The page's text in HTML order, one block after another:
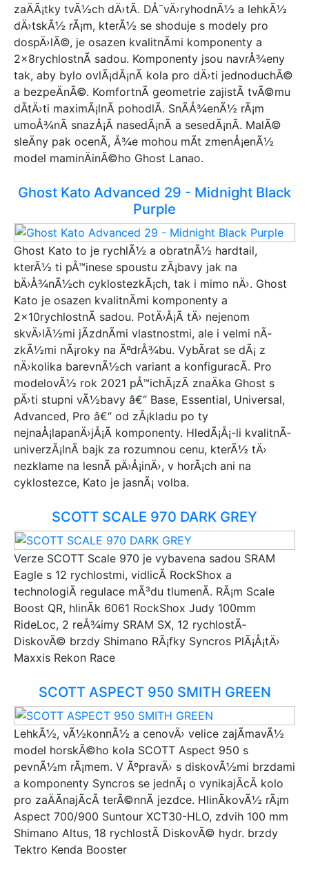
zaÄÃ¡tky tvÃ½ch dÄ›tÃ­. DÅ¯vÄ›ryhodnÃ½ a lehkÃ½
dÄ›tskÃ½ rÃ¡m, kterÃ½ se shoduje s modely pro
dospÄ›lÃ©, je osazen kvalitnÃ­mi komponenty a
2x8rychlostnÃ­ sadou. Komponenty jsou navrÅ¾eny
tak, aby bylo ovlÃ¡dÃ¡nÃ­ kola pro dÄ›ti jednoduchÃ©
a bezpeÄnÃ©. KomfortnÃ­ geometrie zajistÃ­ tvÃ©mu
dÃ­tÄ›ti maximÃ¡lnÃ­ pohodlÃ­. SnÃ­Å¾enÃ½ rÃ¡m
umoÅ¾nÃ­ snazÅ¡Ã­ nasedÃ¡nÃ­ a sesedÃ¡nÃ­. MalÃ©
sleÄny pak ocenÃ­, Å¾e mohou mÃ­t zmenÅ¡enÃ½
model maminÄinÃ©ho Ghost Lanao.
Ghost Kato Advanced 29 - Midnight Black
Purple
Ghost Kato to je rychlÃ½ a obratnÃ½ hardtail,
kterÃ½ ti pÅ™inese spoustu zÃ¡bavy jak na
bÄ›Å¾nÃ½ch cyklostezkÃ¡ch, tak i mimo nÄ›. Ghost
Kato je osazen kvalitnÃ­mi komponenty a
2x10rychlostnÃ­ sadou. PotÄ›Å¡Ã­ tÄ› nejenom
skvÄ›lÃ½mi jÃ­zdnÃ­mi vlastnostmi, ale i velmi nÃ­
zkÃ½mi nÃ¡roky na ÃºdrÅ¾bu. VybÃ­rat se dÃ¡ z
nÄ›kolika barevnÃ½ch variant a konfiguracÃ­. Pro
modelovÃ½ rok 2021 pÅ™ichÃ¡zÃ­ znaÄka Ghost s
pÄ›ti stupni vÃ½bavy â€“ Base, Essential, Universal,
Advanced, Pro â€“ od zÃ¡kladu po ty
nejnaÅ¡lapanÄ›jÅ¡Ã­ komponenty. HledÃ¡Å¡-li kvalitnÃ­
univerzÃ¡lnÃ­ bajk za rozumnou cenu, kterÃ½ tÄ›
nezklame na lesnÃ­ pÄ›Å¡inÄ›, v horÃ¡ch ani na
cyklostezce, Kato je jasnÃ¡ volba.
SCOTT SCALE 970 DARK GREY
Verze SCOTT Scale 970 je vybavena sadou SRAM
Eagle s 12 rychlostmi, vidlicÃ­ RockShox a
technologiÃ­ regulace mÃ³du tlumenÃ­. RÃ¡m Scale
Boost QR, hlinÃ­k 6061 RockShox Judy 100mm
RideLoc, 2 reÅ¾imy SRAM SX, 12 rychlostÃ­
DiskovÃ© brzdy Shimano RÃ¡fky Syncros PlÃ¡Å¡tÄ›
Maxxis Rekon Race
SCOTT ASPECT 950 SMITH GREEN
LehkÃ½, vÃ½konnÃ½ a cenovÄ› velice zajÃ­mavÃ½
model horskÃ©ho kola SCOTT Aspect 950 s
pevnÃ½m rÃ¡mem. V ÃºpravÄ› s diskovÃ½mi brzdami
a komponenty Syncros se jednÃ¡ o vynikajÃ­cÃ­ kolo
pro zaÄÃ­najÃ­cÃ­ terÃ©nnÃ­ jezdce. HlinÃ­kovÃ½ rÃ¡m
Aspect 700/900 Suntour XCT30-HLO, zdvih 100 mm
Shimano Altus, 18 rychlostÃ­ DiskovÃ© hydr. brzdy
Tektro Kenda Booster